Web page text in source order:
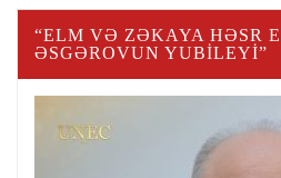
“ELM VƏ ZƏKAYA HƏSR
ƏSGƏROVUN YUBILEYI”